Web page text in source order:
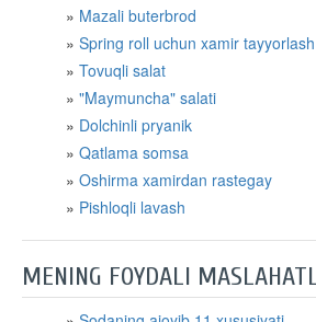
Mazali buterbrod
​Spring roll uchun xamir tayyorlash
Tovuqli salat
"Maymuncha" salati
Dolchinli pryanik
Qatlama somsa
Oshirma xamirdan rastegay
Pishloqli lavash
MENING FOYDALI